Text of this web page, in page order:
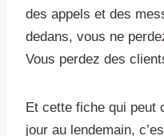
des appels et des
dedans, vous ne
Vous perdez des
Et cette fiche qui peut
jour au lendemain,